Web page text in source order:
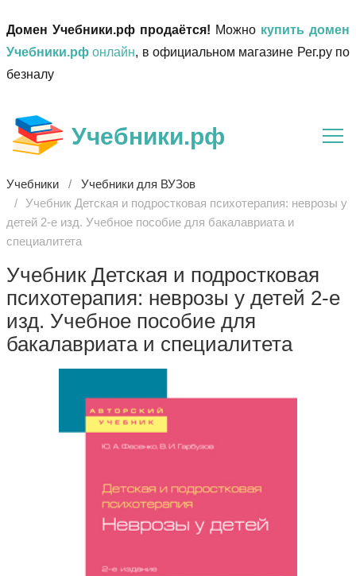
Домен Учебники.рф продаётся! Можно купить домен
Учебники.рф онлайн, в официальном магазине Рег.ру по
безналу
Учебники.рф
Учебники
Учебники для ВУЗов
Учебник Детская и подростковая психотерапия: неврозы у
детей 2-е изд. Учебное пособие для бакалавриата и
специалитета
Учебник Детская и подростковая
психотерапия: неврозы у детей 2-е
изд. Учебное пособие для
бакалавриата и специалитета